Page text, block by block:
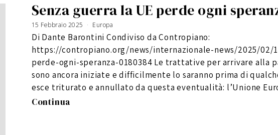
Senza guerra la UE perde ogni
15 Febbraio 2025
F
e
b
b
r
i
o
2
0
2
Europa
Di Dante Barontini Condiviso da Contropiano:
https://contropiano.org/news/internazionale-news/2025/02/
perde-ogni-speranza-0180384 Le trattative per arrivare alla
sono ancora iniziate e difficilmente lo saranno prima di
esce triturato e annullato da questa eventualità: l’Unione
Continua